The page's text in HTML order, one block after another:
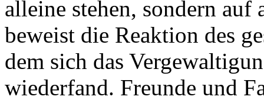
alleine stehen, sondern auf
beweist die Reaktion des
dem sich das
wiederfand. Freunde und